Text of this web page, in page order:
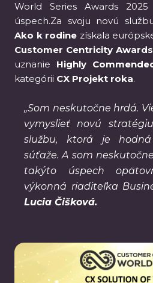
World Series Awards
úspech.Za svoju novú
Ako k rodine získala
Customer Centricity Awards
uznanie Highly
kategórii CX Projekt roka.
„Som neskutočne hrdá.
vymyslieť novú
službu, ktorá je
súťaže. A som
takýto úspech
výkonná riaditeľka
Lucia Čišková.